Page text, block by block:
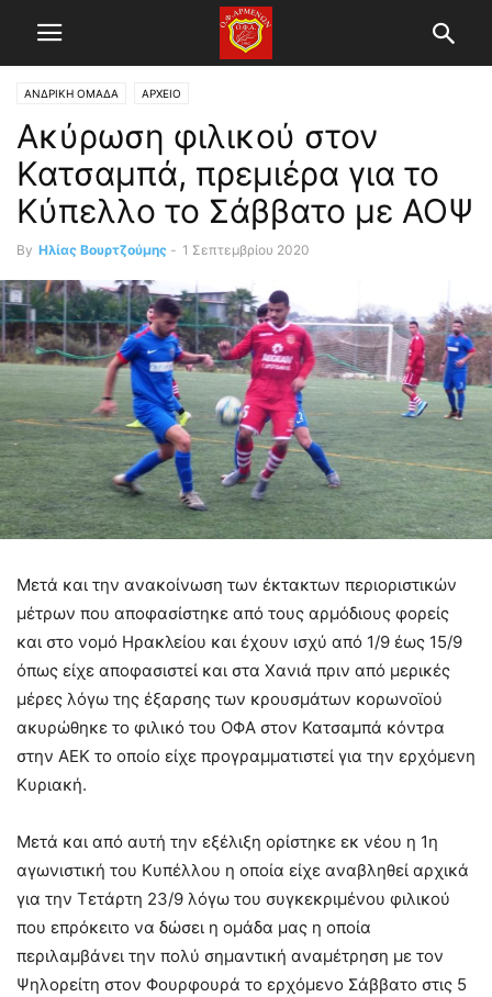
ΑΝΔΡΙΚΗ ΟΜΑΔΑ ΑΡΧΕΙΟ
Ακύρωση φιλικού στον
Κατσαμπά, πρεμιέρα για το
Κύπελλο το Σάββατο με ΑΟΨ
By Ηλίας Βουρτζούμης - 1 Σεπτεμβρίου 2020
Μετά και την ανακοίνωση των έκτακτων περιοριστικών
μέτρων που αποφασίστηκε από τους αρμόδιους φορείς
και στο νομό Ηρακλείου και έχουν ισχύ από 1/9 έως 15/9
όπως είχε αποφασιστεί και στα Χανιά πριν από μερικές
μέρες λόγω της έξαρσης των κρουσμάτων κορωνοϊού
ακυρώθηκε το φιλικό του ΟΦΑ στον Κατσαμπά κόντρα
στην ΑΕΚ το οποίο είχε προγραμματιστεί για την ερχόμενη
Κυριακή.
Μετά και από αυτή την εξέλιξη ορίστηκε εκ νέου η 1η
αγωνιστική του Κυπέλλου η οποία είχε αναβληθεί αρχικά
για την Τετάρτη 23/9 λόγω του συγκεκριμένου φιλικού
που επρόκειτο να δώσει η ομάδα μας η οποία
περιλαμβάνει την πολύ σημαντική αναμέτρηση με τον
Ψηλορείτη στον Φουρφουρά το ερχόμενο Σάββατο στις 5